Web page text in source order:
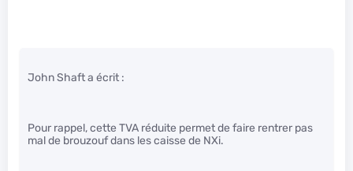
John Shaft a écrit :
Pour rappel, cette TVA réduite permet de faire rentrer pas
mal de brouzouf dans les caisse de NXi.